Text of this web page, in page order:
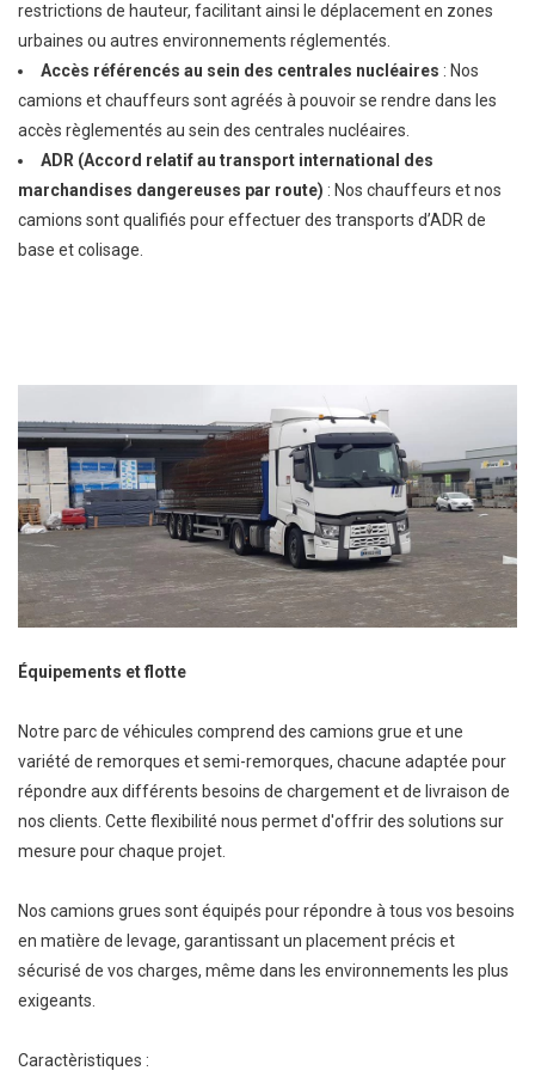
restrictions de hauteur, facilitant ainsi le déplacement en zones
urbaines ou autres environnements réglementés.
Accès référencés au sein des centrales nucléaires : Nos
camions et chauffeurs sont agréés à pouvoir se rendre dans les
accès règlementés au sein des centrales nucléaires.
ADR (Accord relatif au transport international des
marchandises dangereuses par route) : Nos chauffeurs et nos
camions sont qualifiés pour effectuer des transports d’ADR de
base et colisage.
Équipements et flotte
Notre parc de véhicules comprend des camions grue et une
variété de remorques et semi-remorques, chacune adaptée pour
répondre aux différents besoins de chargement et de livraison de
nos clients. Cette flexibilité nous permet d'offrir des solutions sur
mesure pour chaque projet.
Nos camions grues sont équipés pour répondre à tous vos besoins
en matière de levage, garantissant un placement précis et
sécurisé de vos charges, même dans les environnements les plus
exigeants.
Caractèristiques :